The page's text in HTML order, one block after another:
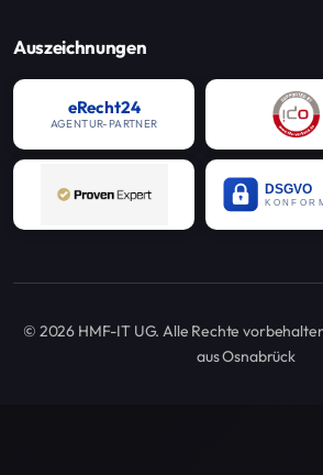
Auszeichnungen
eRecht24
AGENTUR-PARTNER
© 2026 HMF-IT UG. Alle Rechte
aus Osnabrück